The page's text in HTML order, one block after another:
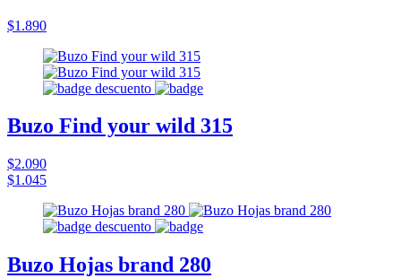
$1.890
Buzo Find your wild 315
$2.090
$1.045
Buzo Hojas brand 280